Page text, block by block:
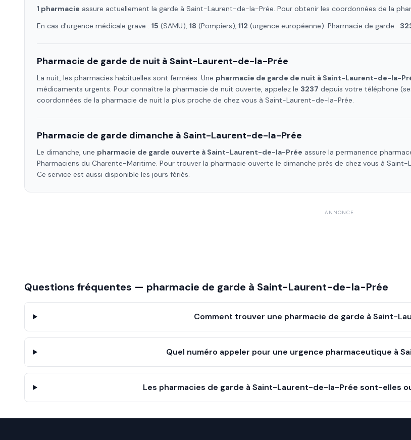
1 pharmacie assure actuellement la garde à Saint-Laurent-de-la-Prée. Pour obtenir les coordonnées de la
En cas d'urgence médicale grave : 15 (SAMU), 18 (Pompiers), 112 (urgence européenne). Pharmacie de garde :
Pharmacie de garde de nuit à Saint-Laurent-de-la-Prée
La nuit, les pharmacies habituelles sont fermées. Une pharmacie de garde de nuit à Saint-Laurent-de-la-
médicaments urgents. Pour connaître la pharmacie de nuit ouverte, appelez le 3237 depuis votre téléphone
coordonnées de la pharmacie de nuit la plus proche de chez vous à Saint-Laurent-de-la-Prée.
Pharmacie de garde dimanche à Saint-Laurent-de-la-Prée
Le dimanche, une pharmacie de garde ouverte à Saint-Laurent-de-la-Prée assure la permanence
Pharmaciens du Charente-Maritime. Pour trouver la pharmacie ouverte le dimanche près de chez vous à Saint-
Ce service est aussi disponible les jours fériés.
ANNONCE
Questions fréquentes — pharmacie de garde à Saint-Laurent-de-la-Prée
Comment trouver une pharmacie de garde à Saint-
Quel numéro appeler pour une urgence pharmaceutique à
Les pharmacies de garde à Saint-Laurent-de-la-Prée sont-elles